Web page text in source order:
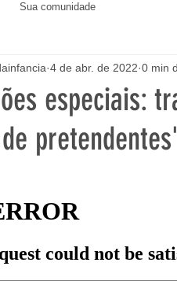
Sua comunidade
especiais:
4 de abr. de 2022 0 min